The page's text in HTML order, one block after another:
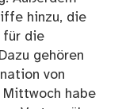
hinzu, die
für die
gehören
von
habe